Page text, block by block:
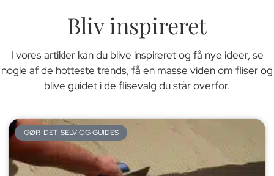
Bliv inspireret
I vores artikler kan du blive inspireret og få nye ideer, se
nogle af de hotteste trends, få en masse viden om fliser og
blive guidet i de flisevalg du står overfor.
GØR-DET-SELV OG GUIDES